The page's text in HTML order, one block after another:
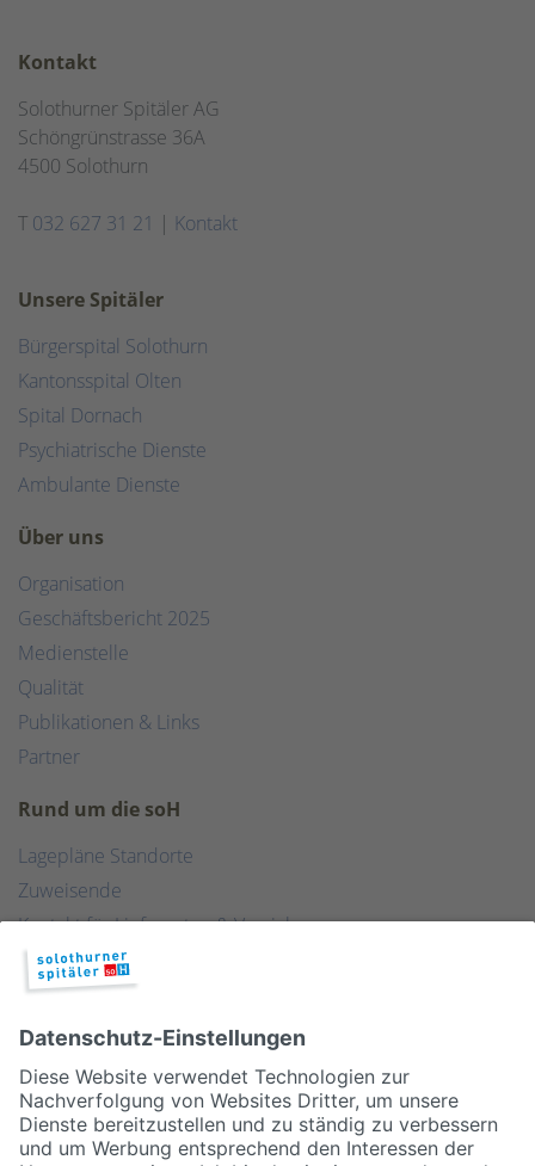
Kontakt
Solothurner Spitäler AG
Schöngrünstrasse 36A
4500 Solothurn
T 032 627 31 21 | Kontakt
Unsere Spitäler
Bürgerspital Solothurn
Kantonsspital Olten
Spital Dornach
Psychiatrische Dienste
Ambulante Dienste
Über uns
Organisation
Geschäftsbericht 2025
Medienstelle
Qualität
Publikationen & Links
Partner
Rund um die soH
Lagepläne Standorte
Zuweisende
Kontakt für Lieferanten & Versicherungen
Zentralwäscherei
HEBSORG
Spital Club